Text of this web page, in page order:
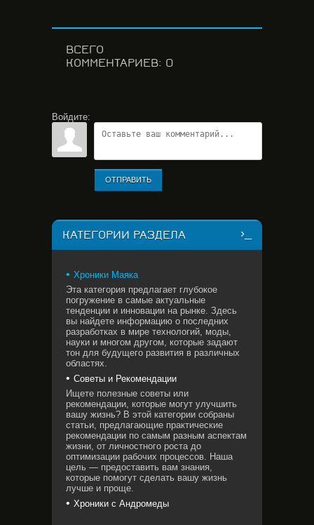
ВСЕГО
КОММЕНТАРИЕВ: 0
Войдите:
ОТПРАВИТЬ
КАТЕГОРИИ РАЗДЕЛА
Хроники Маяка
Эта категория предлагает глубокое
погружение в самые актуальные
тенденции и инновации на рынке. Здесь
вы найдете информацию о последних
разработках в мире технологий, моды,
науки и многом другом, которые задают
тон для будущего развития в различных
областях.
Советы и Рекомендации
Ищете полезные советы или
рекомендации, которые могут улучшить
вашу жизнь? В этой категории собраны
статьи, предлагающие практические
рекомендации по самым разным аспектам
жизни, от личностного роста до
оптимизации рабочих процессов. Наша
цель — предоставить вам знания,
которые помогут сделать вашу жизнь
лучше и проще.
Хроники с Андромеды